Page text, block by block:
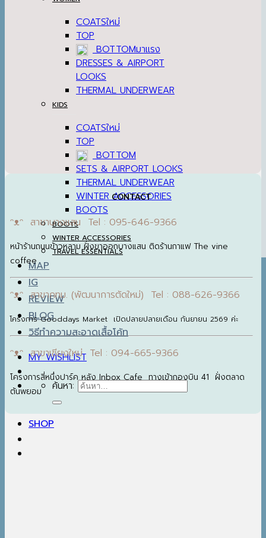
COATS
TOP
BOTTOM
DRESSES & AIRPORT
LOOKS
THERMAL UNDERWEAR
KIDS
COATS
TOP
BOTTOM
SETS & AIRPORT LOOKS
THERMAL UNDERWEAR
WINTER ACCESSORIES
BOOTS
BOOTS
WINTER ACCESSORIES
TRAVEL ESSENTIALS
MAP
IG
REVIEW
BLOG
วิธีทำความสะอาดเสื้อโค้ท
MY WISHLIST
ค้นหา:
SHOP
CONTACT
ᵔᴥᵔ สาขาบางแสน Tel : 095-646-9366
หน้าร้านถนนข้าวหลาม ฝั่งขาออกบางแสน ติดร้านกาแฟ The vine
coffee
ᵔᴥᵔ สาขากทม. (พัฒนาการตัดใหม่) Tel : 088-626-9366
โครงการ Gooddays Market เปิดปลายปลายเดือน กันยายน 2569 ค่ะ
ᵔᴥᵔ สาขาเชียงใหม่ Tel : 094-665-9366
โครงการสี่หนึ่งปาร์ค หลัง Inbox Cafe ทางเข้ากองบิน 41 ฝั่งตลาด
ต้นพยอม